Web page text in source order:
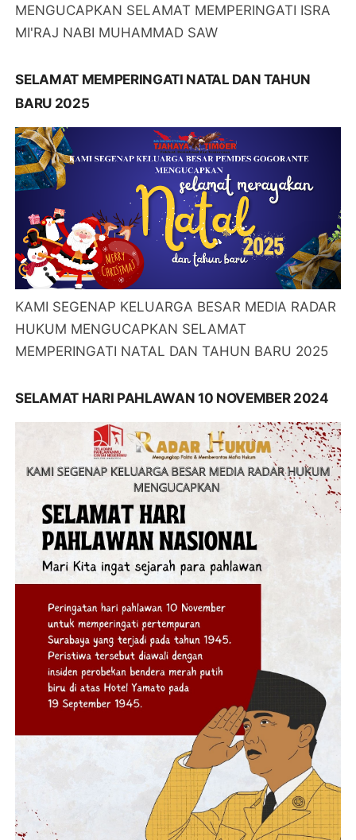
MENGUCAPKAN SELAMAT MEMPERINGATI ISRA
MI'RAJ NABI MUHAMMAD SAW
SELAMAT MEMPERINGATI NATAL DAN TAHUN
BARU 2025
KAMI SEGENAP KELUARGA BESAR MEDIA RADAR
HUKUM MENGUCAPKAN SELAMAT
MEMPERINGATI NATAL DAN TAHUN BARU 2025
SELAMAT HARI PAHLAWAN 10 NOVEMBER 2024